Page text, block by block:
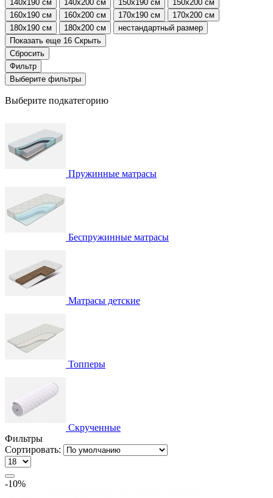
140x190 см
140x200 см 150x190 см
150x200 см
160x190 см
160x200 см 170x190 см
170x200 см
180x190 см
180x200 см
нестандартный размер
Показать еще 16 Скрыть
Сбросить
Фильтр
Выберите фильтры
Выберите подкатегорию
Пружинные матрасы
Беспружинные матрасы
Матрасы детские
Топперы
Скрученные
Фильтры
Сортировать:
-10%